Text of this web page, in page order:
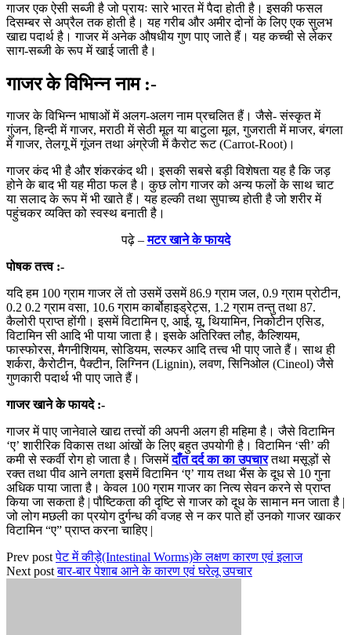
गाजर एक ऐसी सब्जी है जो प्रायः सारे भारत में पैदा होती है। इसकी फसल
दिसम्बर से अप्रैल तक होती है। यह गरीब और अमीर दोनों के लिए एक सुलभ
खाद्य पदार्थ है। गाजर में अनेक औषधीय गुण पाए जाते हैं। यह कच्ची से लेकर
साग-सब्जी के रूप में खाई जाती है।
गाजर के विभिन्न नाम :-
गाजर के विभिन्न भाषाओं में अलग-अलग नाम प्रचलित हैं। जैसे- संस्कृत में
गुंजन, हिन्दी में गाजर, मराठी में सेठी मूल या बाटुला मूल, गुजराती में माजर, बंगला
में गाजर, तेलगू में गूंजन तथा अंग्रेजी में कैरोट रूट (Carrot-Root)।
गाजर कंद भी है और शंकरकंद थी। इसकी सबसे बड़ी विशेषता यह है कि जड़
होने के बाद भी यह मीठा फल है। कुछ लोग गाजर को अन्य फलों के साथ चाट
या सलाद के रूप में भी खाते हैं। यह हल्की तथा सुपाच्य होती है जो शरीर में
पहुंचकर व्यक्ति को स्वस्थ बनाती है।
पढ़े –मटर खाने के फायदे
पोषक तत्त्व :-
यदि हम 100 ग्राम गाजर लें तो उसमें उसमें 86.9 ग्राम जल, 0.9 ग्राम प्रोटीन,
0.2 0.2 ग्राम वसा, 10.6 ग्राम कार्बोहाइड्रेट्स, 1.2 ग्राम तन्तु तथा 87.
कैलोरी प्राप्त होंगी। इसमें विटामिन ए, आई, यू, थियामिन, निकोटीन एसिड,
विटामिन सी आदि भी पाया जाता है। इसके अतिरिक्त लौह, कैल्शियम,
फास्फोरस, मैगनीशियम, सोडियम, सल्फर आदि तत्त्व भी पाए जाते हैं। साथ ही
शर्करा, कैरोटीन, पैक्टीन, लिग्निन (Lignin), लवण, सिनिओल (Cineol) जैसे
गुणकारी पदार्थ भी पाए जाते हैं।
गाजर खाने के फायदे :-
गाजर में पाए जानेवाले खाद्य तत्त्वों की अपनी अलग ही महिमा है। जैसे विटामिन
‘ए’ शारीरिक विकास तथा आंखों के लिए बहुत उपयोगी है। विटामिन ‘सी’ की
कमी से स्कर्वी रोग हो जाता है। जिसमेंदाँत दर्द का का उपचारतथा मसूड़ों से
रक्त तथा पीव आने लगता इसमें विटामिन ‘ए’ गाय तथा भैंस के दूध से 10 गुना
अधिक पाया जाता है। केवल 100 ग्राम गाजर का नित्य सेवन करने से प्राप्त
किया जा सकता है | पौष्टिकता की दृष्टि से गाजर को दूध के सामान मन जाता है |
जो लोग मछली का प्रयोग दुर्गन्ध की वजह से न कर पाते हों उनको गाजर खाकर
विटामिन “ए” प्राप्त करना चाहिए |
Prev post पेट में कीड़े(Intestinal Worms)के लक्षण कारण एवं इलाज
Next post बार-बार पेशाब आने के कारण एवं घरेलू उपचार